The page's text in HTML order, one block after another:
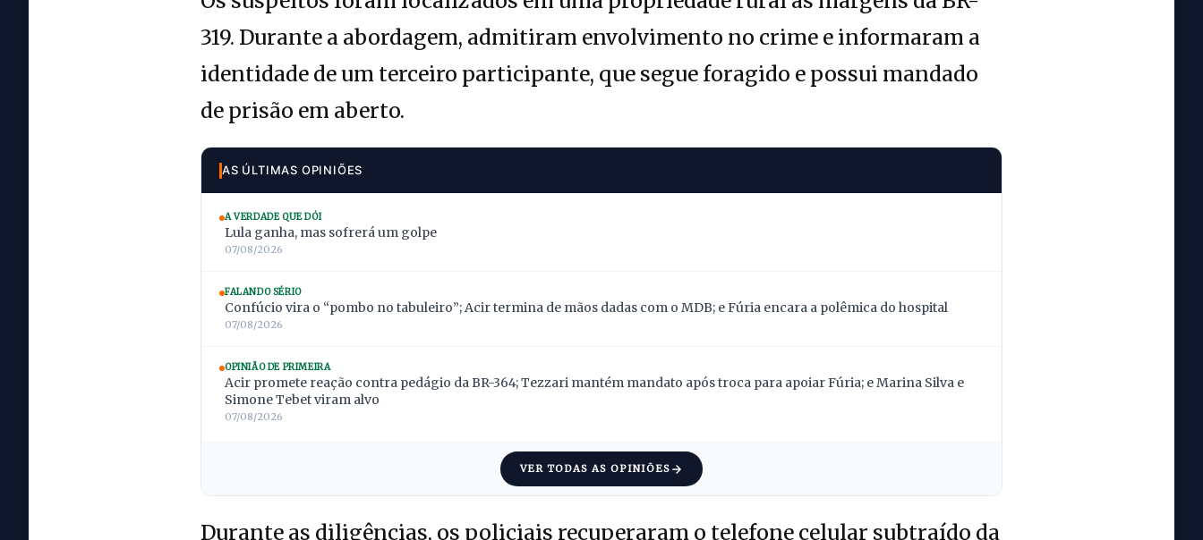
319. Durante a abordagem, admitiram envolvimento no crime e informaram a
identidade de um terceiro participante, que segue foragido e possui mandado
de prisão em aberto.
AS ÚLTIMAS OPINIÕES
A VERDADE QUE DÓI
Lula ganha, mas sofrerá um golpe
07/08/2026
FALANDO SÉRIO
Confúcio vira o “pombo no tabuleiro”; Acir termina de mãos dadas com o MDB; e Fúria encara a polêmica do hospital
07/08/2026
OPINIÃO DE PRIMEIRA
Acir promete reação contra pedágio da BR-364; Tezzari mantém mandato após troca para apoiar Fúria; e Marina Silva e
Simone Tebet viram alvo
07/08/2026
VER TODAS AS OPINIÕES
Durante as diligências, os policiais recuperaram o telefone celular subtraído da